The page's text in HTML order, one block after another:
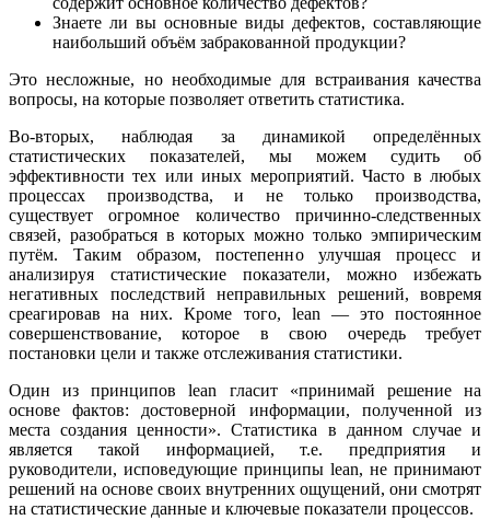
Знаете ли вы основные виды дефектов, составляющие
наибольший объём забракованной продукции?
Это несложные, но необходимые для встраивания качества
вопросы, на которые позволяет ответить статистика.
Во-вторых, наблюдая за динамикой определённых
статистических показателей, мы можем судить об
эффективности тех или иных мероприятий. Часто в любых
процессах производства, и не только производства,
существует огромное количество причинно-следственных
связей, разобраться в которых можно только эмпирическим
путём. Таким образом, постепенно улучшая процесс и
анализируя статистические показатели, можно избежать
негативных последствий неправильных решений, вовремя
среагировав на них. Кроме того, lean — это постоянное
совершенствование, которое в свою очередь требует
постановки цели и также отслеживания статистики.
Один из принципов lean гласит «принимай решение на
основе фактов: достоверной информации, полученной из
места создания ценности». Статистика в данном случае и
является такой информацией, т.е. предприятия и
руководители, исповедующие принципы lean, не принимают
решений на основе своих внутренних ощущений, они смотрят
на статистические данные и ключевые показатели процессов.